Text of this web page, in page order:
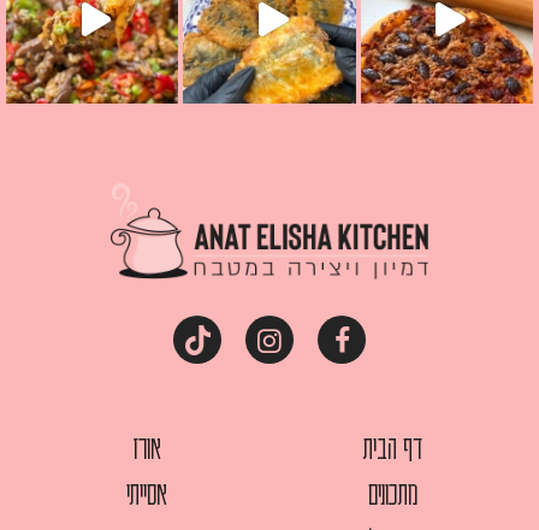
דף הבית
מתכונים
אורז
אסייתי